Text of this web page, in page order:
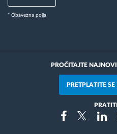
* Obavezna polja
PROČITAJTE
PRETPLATITE
FacebookTwitter